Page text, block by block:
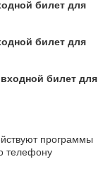
билет для
билет для
входной билет для
программы
телефону